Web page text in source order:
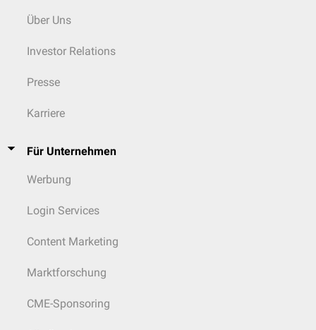
HE-Färbung eines duktalen Carcinoma in situ Grad III mit Mikrokalk und
Über Uns
Investor Relations
Presse
Karriere
Für Unternehmen
Werbung
Login Services
Content Marketing
Marktforschung
CME-Sponsoring